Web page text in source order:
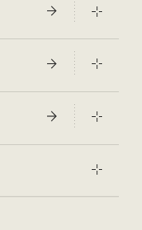
テリア
いいリンネル旅ガイ